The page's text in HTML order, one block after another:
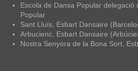
Escola de Dansa Popular delegació
Popular
Sant Lluís, Esbart Dansaire
Arbucienc, Esbart Dansaire
Nostra Senyora de la Bona Sort,